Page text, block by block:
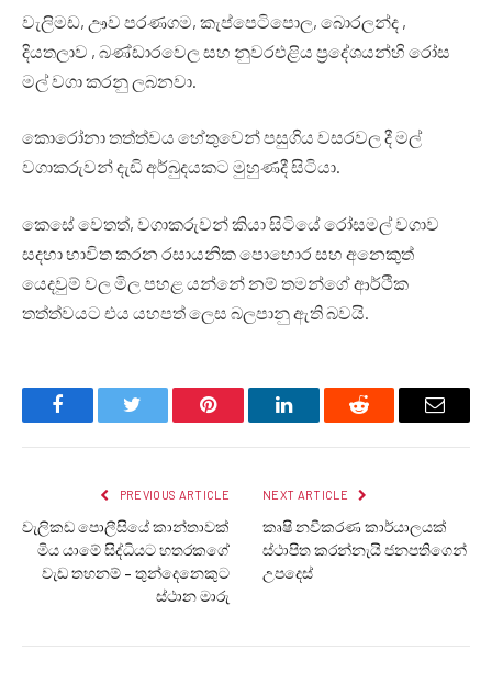
වැලිමඩ, ඌව පරණගම, කැප්පෙටිපොල, බොරලන්ද ,
දියතලාව , බණ්ඩාරවෙල සහ නුවරඑළිය ප්‍රදේශයන්හි රෝස
මල් වගා කරනු ලබනවා.
කොරෝනා තත්ත්වය හේතුවෙන් පසුගිය වසරවල දී මල්
වගාකරුවන් දැඩි අර්බුදයකට මුහුණදී සිටියා.
කෙසේ වෙතත්, වගාකරුවන් කියා සිටියේ රෝසමල් වගාව
සදහා භාවිත කරන රසායනික පොහොර සහ අනෙකුත්
යෙදවුම් වල මිල පහළ යන්නේ නම් තමන්ගේ ආර්ථික
තත්ත්වයට එය යහපත් ලෙස බලපානු ඇති බවයි.
FacebookTwitter Pinterest LinkedInReddit Email
PREVIOUS ARTICLE
වැලිකඩ පොලීසියේ කාන්තාවක්
මිය යාමේ සිද්ධියට හතරකගේ
වැඩ තහනම් – තුන්දෙනෙකුට
ස්ථාන මාරු
NEXT ARTICLE
කෘෂි නවීකරණ කාර්යාලයක්
ස්ථාපිත කරන්නැයි ජනපතිගෙන්
උපදෙස්